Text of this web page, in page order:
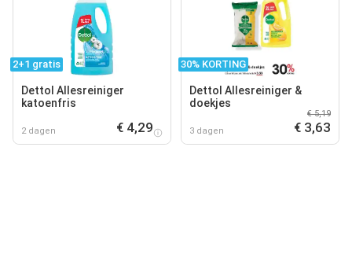
2+1 gratis
Dettol Allesreiniger
katoenfris
2 dagen € 4,29
30% KORTING
Dettol Allesreiniger &
doekjes
3 dagen
€ 5,19
€ 3,63